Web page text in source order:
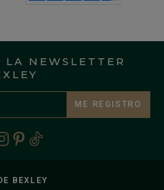
NEWSLETTER
ME REGISTRO
BEXLEY